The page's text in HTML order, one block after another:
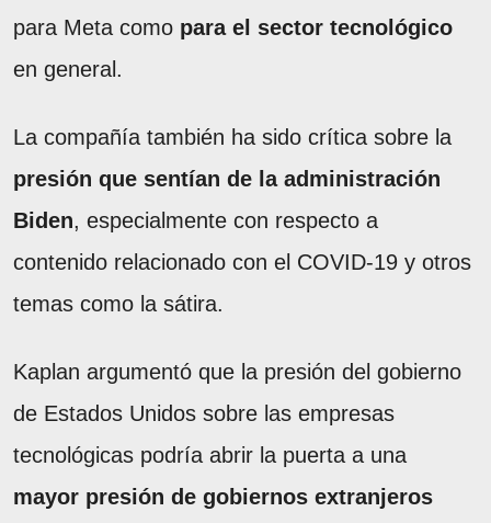
para Meta como para el sector tecnológico
en general.
La compañía también ha sido crítica sobre la
presión que sentían de la administración
Biden, especialmente con respecto a
contenido relacionado con el COVID-19 y otros
temas como la sátira.
Kaplan argumentó que la presión del gobierno
de Estados Unidos sobre las empresas
tecnológicas podría abrir la puerta a una
mayor presión de gobiernos extranjeros